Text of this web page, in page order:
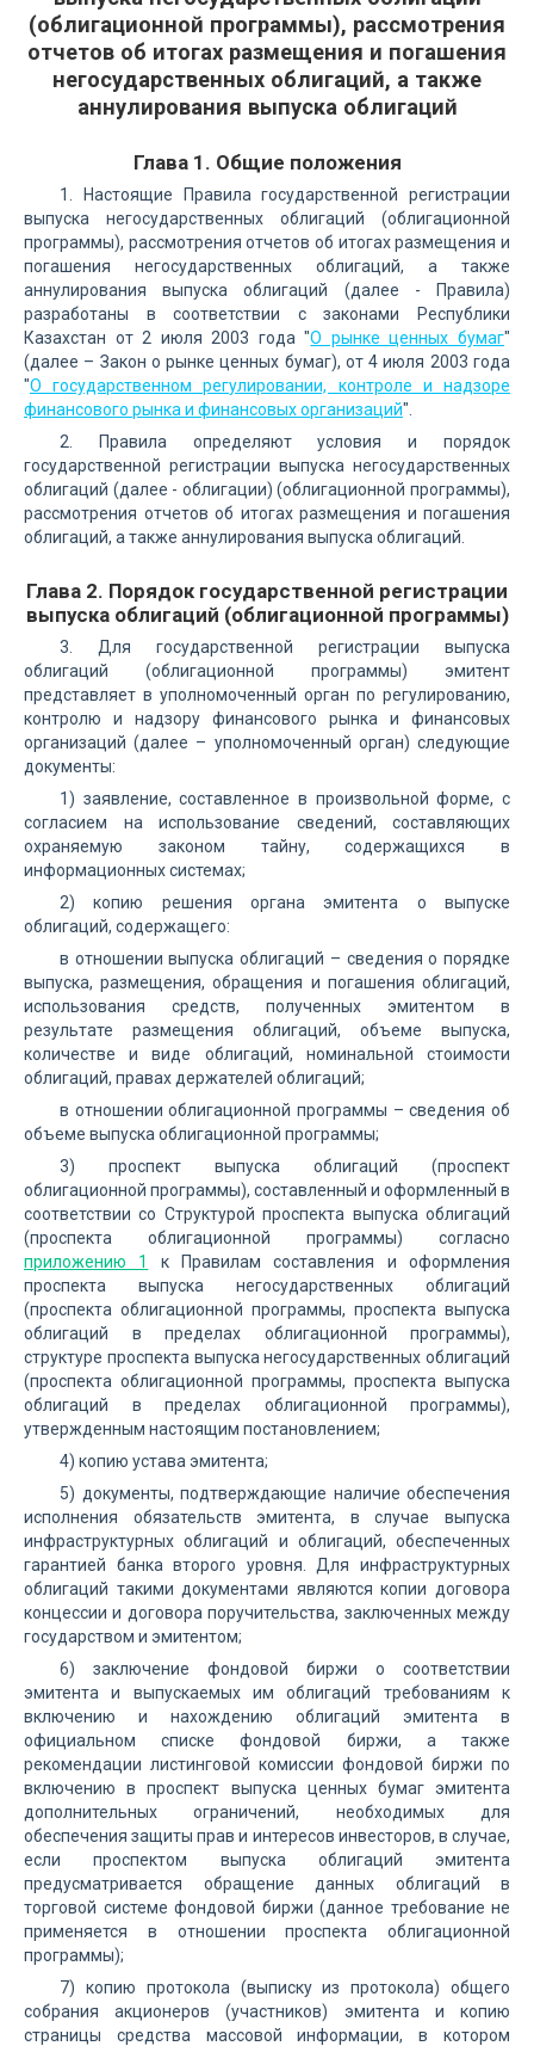
(облигационной программы), рассмотрения
отчетов об итогах размещения и погашения
негосударственных облигаций, а также
аннулирования выпуска облигаций
Глава 1. Общие положения
1. Настоящие Правила государственной регистрации
выпуска негосударственных облигаций (облигационной
программы), рассмотрения отчетов об итогах размещения и
погашения негосударственных облигаций, а также
аннулирования выпуска облигаций (далее - Правила)
разработаны в соответствии с законами Республики
Казахстан от 2 июля 2003 года "О рынке ценных бумаг"
(далее – Закон о рынке ценных бумаг), от 4 июля 2003 года
"О государственном регулировании, контроле и надзоре
финансового рынка и финансовых организаций".
2. Правила определяют условия и порядок
государственной регистрации выпуска негосударственных
облигаций (далее - облигации) (облигационной программы),
рассмотрения отчетов об итогах размещения и погашения
облигаций, а также аннулирования выпуска облигаций.
Глава 2. Порядок государственной регистрации
выпуска облигаций (облигационной программы)
3. Для государственной регистрации выпуска
облигаций (облигационной программы) эмитент
представляет в уполномоченный орган по регулированию,
контролю и надзору финансового рынка и финансовых
организаций (далее – уполномоченный орган) следующие
документы:
1) заявление, составленное в произвольной форме, с
согласием на использование сведений, составляющих
охраняемую законом тайну, содержащихся в
информационных системах;
2) копию решения органа эмитента о выпуске
облигаций, содержащего:
в отношении выпуска облигаций – сведения о порядке
выпуска, размещения, обращения и погашения облигаций,
использования средств, полученных эмитентом в
результате размещения облигаций, объеме выпуска,
количестве и виде облигаций, номинальной стоимости
облигаций, правах держателей облигаций;
в отношении облигационной программы – сведения об
объеме выпуска облигационной программы;
3) проспект выпуска облигаций (проспект
облигационной программы), составленный и оформленный в
соответствии со Структурой проспекта выпуска облигаций
(проспекта облигационной программы) согласно
приложению 1
к Правилам составления и оформления
проспекта выпуска негосударственных облигаций
(проспекта облигационной программы, проспекта выпуска
облигаций в пределах облигационной программы),
структуре проспекта выпуска негосударственных облигаций
(проспекта облигационной программы, проспекта выпуска
облигаций в пределах облигационной программы),
утвержденным настоящим постановлением;
4) копию устава эмитента;
5) документы, подтверждающие наличие обеспечения
исполнения обязательств эмитента, в случае выпуска
инфраструктурных облигаций и облигаций, обеспеченных
гарантией банка второго уровня. Для инфраструктурных
облигаций такими документами являются копии договора
концессии и договора поручительства, заключенных между
государством и эмитентом;
6) заключение фондовой биржи о соответствии
эмитента и выпускаемых им облигаций требованиям к
включению и нахождению облигаций эмитента в
официальном списке фондовой биржи, а также
рекомендации листинговой комиссии фондовой биржи по
включению в проспект выпуска ценных бумаг эмитента
дополнительных ограничений, необходимых для
обеспечения защиты прав и интересов инвесторов, в случае,
если проспектом выпуска облигаций эмитента
предусматривается обращение данных облигаций в
торговой системе фондовой биржи (данное требование не
применяется в отношении проспекта облигационной
программы);
7) копию протокола (выписку из протокола) общего
собрания акционеров (участников) эмитента и копию
страницы средства массовой информации, в котором